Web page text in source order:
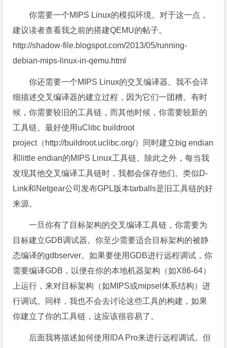
你需要一个MIPS Linux的模拟环境。对于这一点，
建议读者查看我之前的搭建QEMU的帖子。
http://shadow-file.blogspot.com/2013/05/running-
debian-mips-linux-in-qemu.html
你还需要一个MIPS Linux的交叉编译器。我不会详
细描述交叉编译器的建立过程，因为它们一团糟。有时
候，你需要较旧的工具链，而其他时候，你需要较新的
工具链。最好使用uClibc buildroot
project（http://buildroot.uclibc.org/）同时建立big endian
和little endian的MIPS Linux工具链。除此之外，每当我
发现其他交叉编译工具链时，我都会保存他们。类似D-
Link和Netgear公司发布GPL版本tarballs是旧工具链的好
来源。
一旦你有了目标架构的交叉编译工具链，你需要为
目标建立GDB调试器。你至少需要适合目标架构的被静
态编译的gdbserver。如果要使用GDB进行远程调试，你
需要编译GDB，以便在你的本地机器架构（如X86-64）
上运行，来对目标架构（如MIPS或mipsel体系结构）进
行调试。同样，我也不会去讨论这些工具的构建，如果
你建立了你的工具链，这应该很容易了。
后面我将描述如何使用IDA Pro来进行远程调试。但